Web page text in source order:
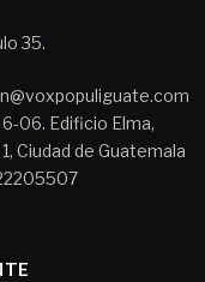
35.
06. Edificio Elma,
Ciudad de Guatemala